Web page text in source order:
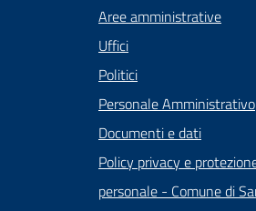
Aree amministrative
Uffici
Politici
Personale Amministrativo
Documenti e dati
Policy privacy e
personale - Comune di